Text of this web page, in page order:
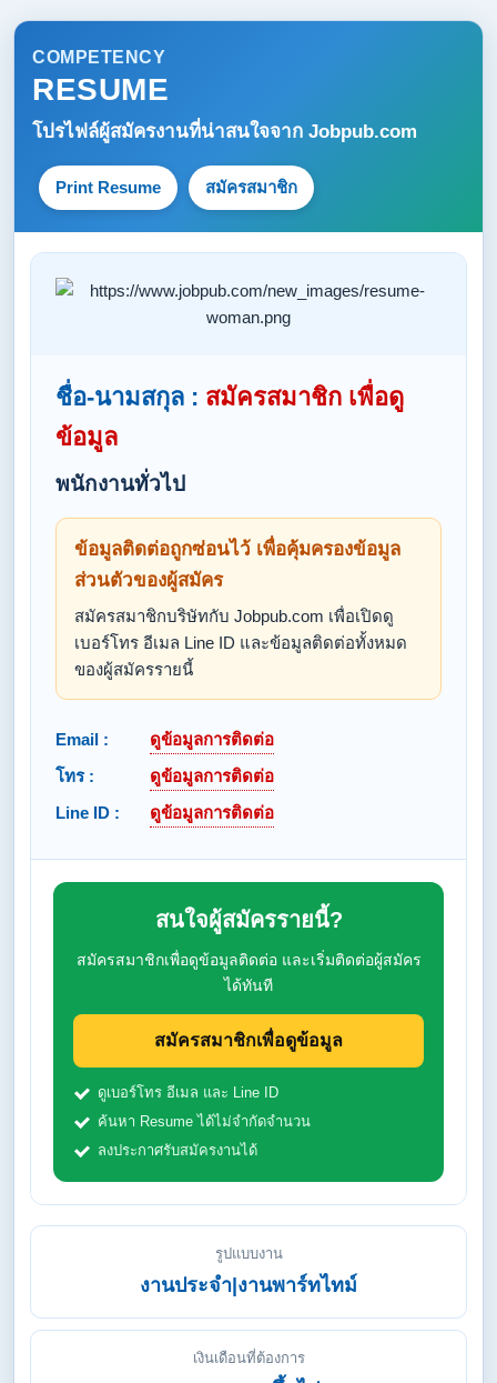
COMPETENCY
RESUME
โปรไฟล์ผู้สมัครงานที่น่าสนใจจาก Jobpub.com
Print Resume สมัครสมาชิก
ชื่อ-นามสกุล : สมัครสมาชิก เพื่อดู
ข้อมูล
พนักงานทั่วไป
ข้อมูลติดต่อถูกซ่อนไว้ เพื่อคุ้มครองข้อมูล
ส่วนตัวของผู้สมัคร
สมัครสมาชิกบริษัทกับ Jobpub.com เพื่อเปิดดู
เบอร์โทร อีเมล Line ID และข้อมูลติดต่อทั้งหมด
ของผู้สมัครรายนี้
Email :
ดูข้อมูลการติดต่อ
โทร :
ดูข้อมูลการติดต่อ
Line ID :
ดูข้อมูลการติดต่อ
สนใจผู้สมัครรายนี้?
สมัครสมาชิกเพื่อดูข้อมูลติดต่อ และเริ่มติดต่อผู้สมัคร
ได้ทันที
สมัครสมาชิกเพื่อดูข้อมูล
ดูเบอร์โทร อีเมล และ Line ID
ค้นหา Resume ได้ไม่จำกัดจำนวน
ลงประกาศรับสมัครงานได้
รูปแบบงาน
งานประจำ|งานพาร์ทไทม์
เงินเดือนที่ต้องการ